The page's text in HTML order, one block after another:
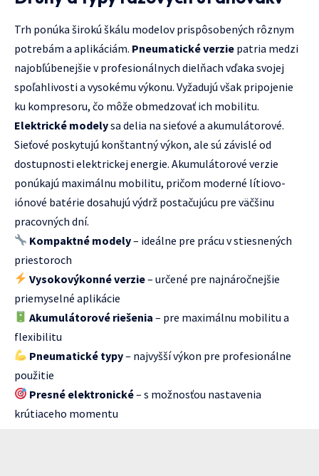
Trh ponúka širokú škálu modelov prispôsobených rôznym
potrebám a aplikáciám. Pneumatické verzie patria medzi
najobľúbenejšie v profesionálnych dielňach vďaka svojej
spoľahlivosti a vysokému výkonu. Vyžadujú však pripojenie
ku kompresoru, čo môže obmedzovať ich mobilitu.
Elektrické modelysa delia na sieťové a akumulátorové.
Sieťové poskytujú konštantný výkon, ale sú závislé od
dostupnosti elektrickej energie. Akumulátorové verzie
ponúkajú maximálnu mobilitu, pričom moderné lítiovo-
iónové batérie dosahujú výdrž postačujúcu pre väčšinu
pracovných dní.
Kompaktné modely– ideálne pre prácu v stiesnených
priestoroch
Vysokovýkonné verzie– určené pre najnáročnejšie
priemyselné aplikácie
Akumulátorové riešenia – pre maximálnu mobilitu a
flexibilitu
Pneumatické typy– najvyšší výkon pre profesionálne
použitie
Presné elektronické– s možnosťou nastavenia
krútiaceho momentu